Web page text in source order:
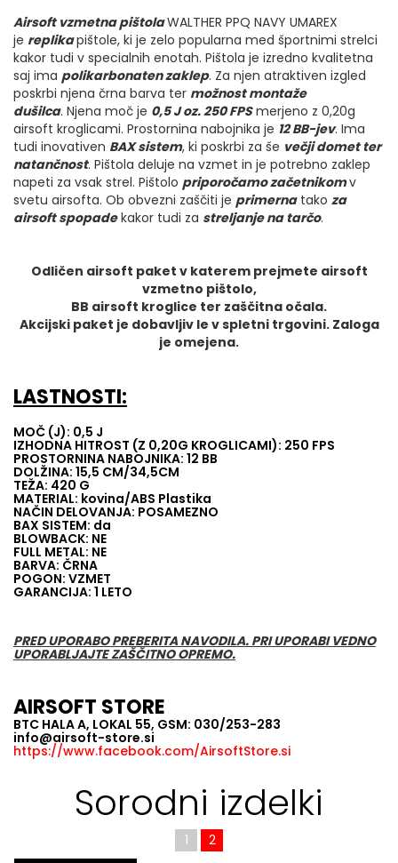
Airsoft vzmetna pištolaWALTHER PPQ NAVY UMAREX
je replikapištole, ki je zelo popularna med športnimi strelci
kakor tudi v specialnih enotah. Pištola je izredno kvalitetna
saj ima polikarbonaten zaklep. Za njen atraktiven izgled
poskrbi njena črna barva ter možnost montaže
dušilca. Njena moč je 0,5J oz. 250 FPSmerjeno z 0,20g
airsoft kroglicami. Prostornina nabojnika je 12 BB-jev. Ima
tudi inovativen BAX sistem, ki poskrbi za še večji domet ter
natančnost. Pištola deluje na vzmet in je potrebno zaklep
napeti za vsak strel. Pištolo priporočamo začetnikomv
svetu airsofta. Ob obvezni zaščiti je primernatako za
airsoft spopadekakor tudi za streljanje na tarčo.
Odličen airsoft paket v katerem prejmete airsoft
vzmetno pištolo,
BB airsoft kroglice ter zaščitna očala.
Akcijski paket je dobavljiv le v spletni trgovini. Zaloga
je omejena.
LASTNOSTI:
MOČ (J): 0,5 J
IZHODNA HITROST (Z 0,20G KROGLICAMI): 250 FPS
PROSTORNINA NABOJNIKA: 12 BB
DOLŽINA: 15,5 CM/34,5CM
TEŽA: 420 G
MATERIAL: kovina/ABS Plastika
NAČIN DELOVANJA: POSAMEZNO
BAX SISTEM: da
BLOWBACK: NE
FULL METAL: NE
BARVA: ČRNA
POGON: VZMET
GARANCIJA: 1 LETO
PRED UPORABO PREBERITA NAVODILA. PRI UPORABI VEDNO
UPORABLJAJTE ZAŠČITNO OPREMO.
AIRSOFT STORE
BTC HALA A, LOKAL 55, GSM: 030/253-283
info@airsoft-store.si
https://www.facebook.com/AirsoftStore.si
Sorodni izdelki
1 2